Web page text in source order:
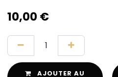
10,00 €
AJOUTER AU